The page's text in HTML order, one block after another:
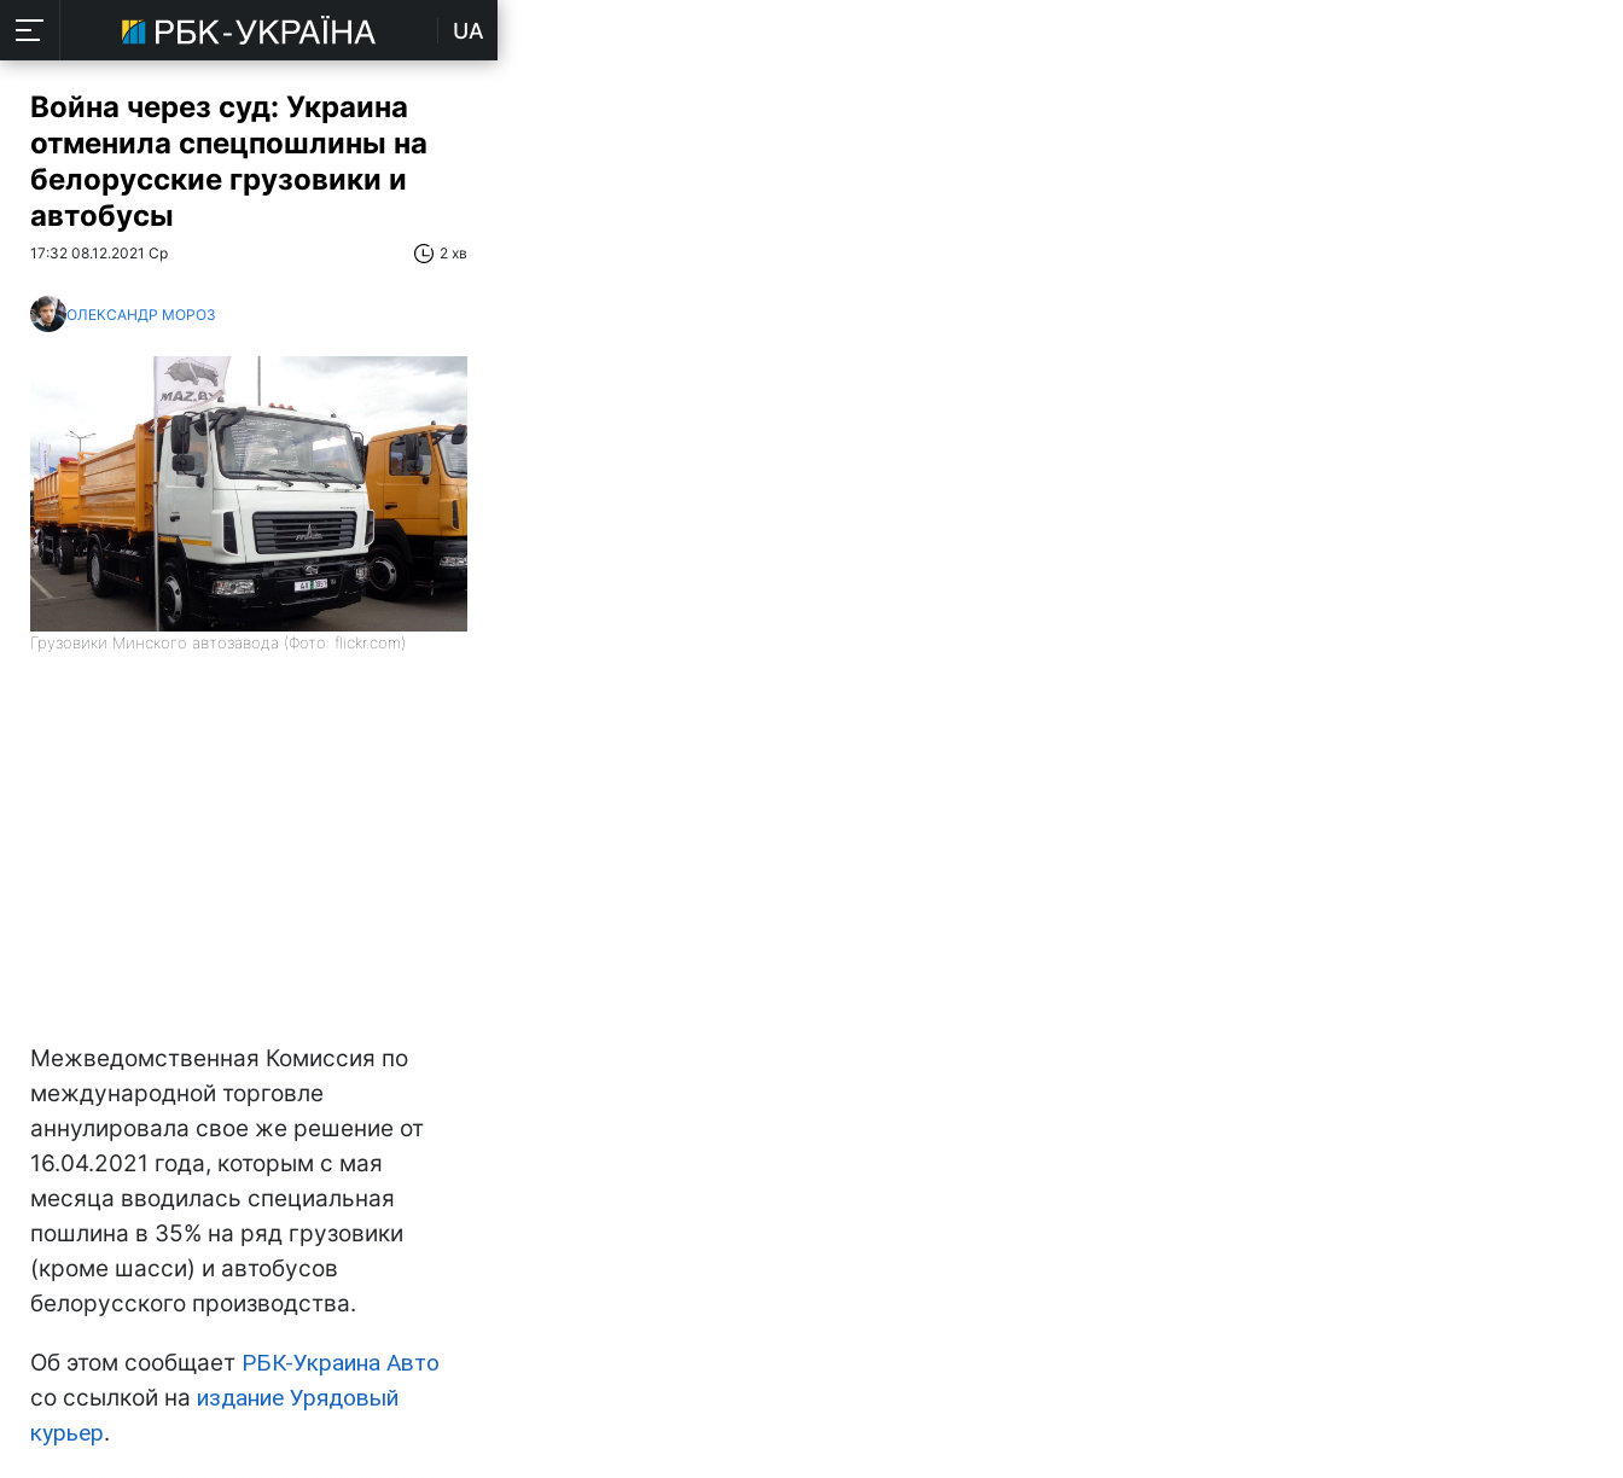
UA
Война через суд: Украина
отменила спецпошлины на
белорусские грузовики и
автобусы
17:32 08.12.2021 Ср 2 хв
ОЛЕКСАНДР МОРОЗ
Грузовики Минского автозавода (Фото: flickr.com)
Межведомственная Комиссия по
международной торговле
аннулировала свое же решение от
16.04.2021 года, которым с мая
месяца вводилась специальная
пошлина в 35% на ряд грузовики
(кроме шасси) и автобусов
белорусского производства.
Об этом сообщает РБК-Украина Авто
со ссылкой на издание Урядовый
курьер.